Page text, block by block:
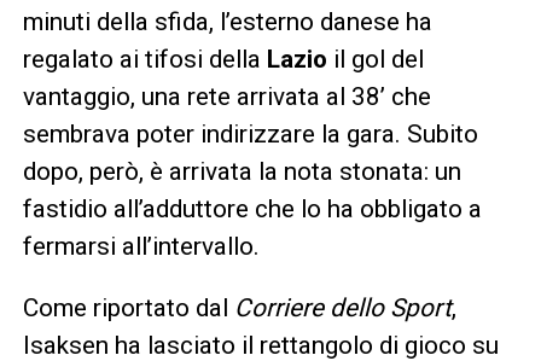
minuti della sfida, l’esterno danese ha
regalato ai tifosi della Lazio il gol del
vantaggio, una rete arrivata al 38’ che
sembrava poter indirizzare la gara. Subito
dopo, però, è arrivata la nota stonata: un
fastidio all’adduttore che lo ha obbligato a
fermarsi all’intervallo.
Come riportato dal Corriere dello Sport,
Isaksen ha lasciato il rettangolo di gioco su